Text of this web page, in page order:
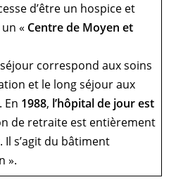
d’être un hospice et
« Centre de Moyen et
correspond aux soins
et le long séjour aux
En 1988, l’hôpital de jour est
de retraite est entièrement
s’agit du bâtiment
».